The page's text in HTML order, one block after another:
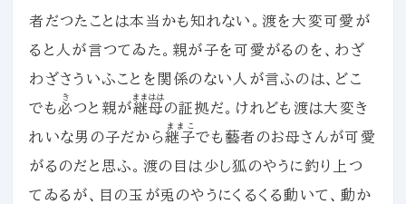
者だつたことは本当かも知れない。渡を大変可愛が
ると人が言つてゐた。親が子を可愛がるのを、わざ
わざさういふことを関係のない人が言ふのは、どこ
でも必
き
つと親が継母
ままはは
の証拠だ。けれども渡は大変き
れいな男の子だから継子
ままこ
でも藝者のお母さんが可愛
がるのだと思ふ。渡の目は少し狐のやうに釣り上つ
てゐるが、目の玉が兎のやうにくるくる動いて、動か